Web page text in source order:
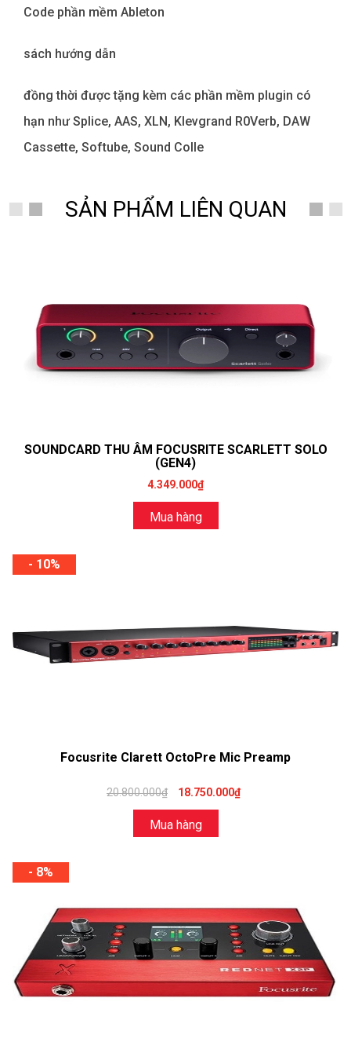
Code phần mềm Ableton
sách hướng dẫn
đồng thời được tặng kèm các phần mềm plugin có
hạn như Splice, AAS, XLN, Klevgrand R0Verb, DAW
Cassette, Softube, Sound Colle
SẢN PHẨM LIÊN QUAN
SOUNDCARD THU ÂM FOCUSRITE SCARLETT SOLO
(GEN4)
4.349.000₫
Mua hàng
- 10%
Focusrite Clarett OctoPre Mic Preamp
20.800.000₫ 18.750.000₫
Mua hàng
- 8%